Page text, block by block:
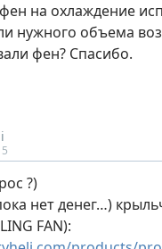
на охлаждение
нужного объема
фен? Спасибо.
?)
нет денег…)
FAN):